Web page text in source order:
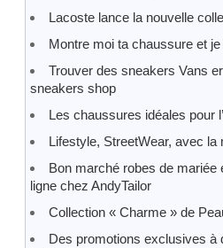
Lacoste lance la nouvelle
Montre moi ta chaussure et
Trouver des sneakers Vans
sneakers shop
Les chaussures idéales pour
Lifestyle, StreetWear, avec
Bon marché robes de
ligne chez AndyTailor
Collection « Charme » de
Des promotions exclusives à